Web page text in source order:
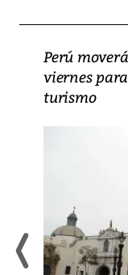
Perú
viernes
turismo